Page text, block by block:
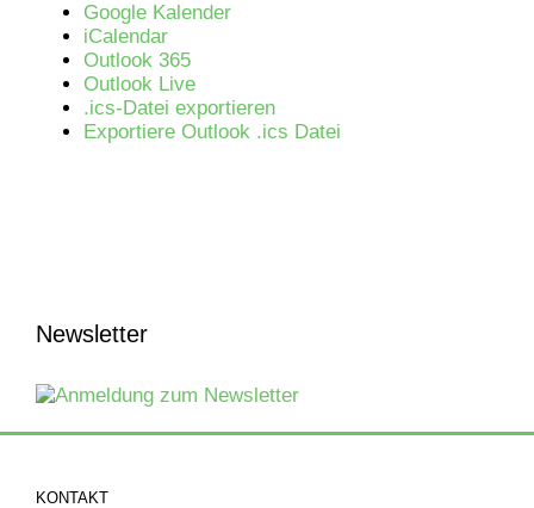
Google Kalender
iCalendar
Outlook 365
Outlook Live
.ics-Datei exportieren
Exportiere Outlook .ics Datei
Newsletter
KONTAKT